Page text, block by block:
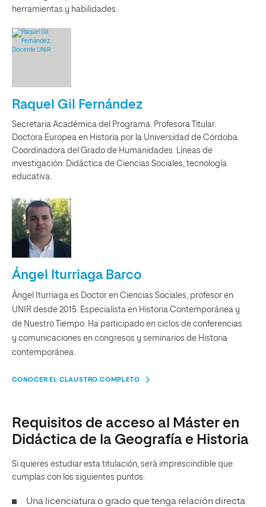
herramientas y habilidades.
Raquel Gil Fernández
Secretaria Académica del Programa. Profesora Titular.
Doctora Europea en Historia por la Universidad de Córdoba.
Coordinadora del Grado de Humanidades. Líneas de
investigación: Didáctica de Ciencias Sociales, tecnología
educativa.
Ángel Iturriaga Barco
Ángel Iturriaga es Doctor en Ciencias Sociales, profesor en
UNIR desde 2015. Especialista en Historia Contemporánea y
de Nuestro Tiempo. Ha participado en ciclos de conferencias
y comunicaciones en congresos y seminarios de Historia
contemporánea.
CONOCER EL CLAUSTRO COMPLETO
Requisitos de acceso al Máster en
Didáctica de la Geografía e Historia
Si quieres estudiar esta titulación, será imprescindible que
cumplas con los siguientes puntos:
Una licenciatura o grado que tenga relación directa